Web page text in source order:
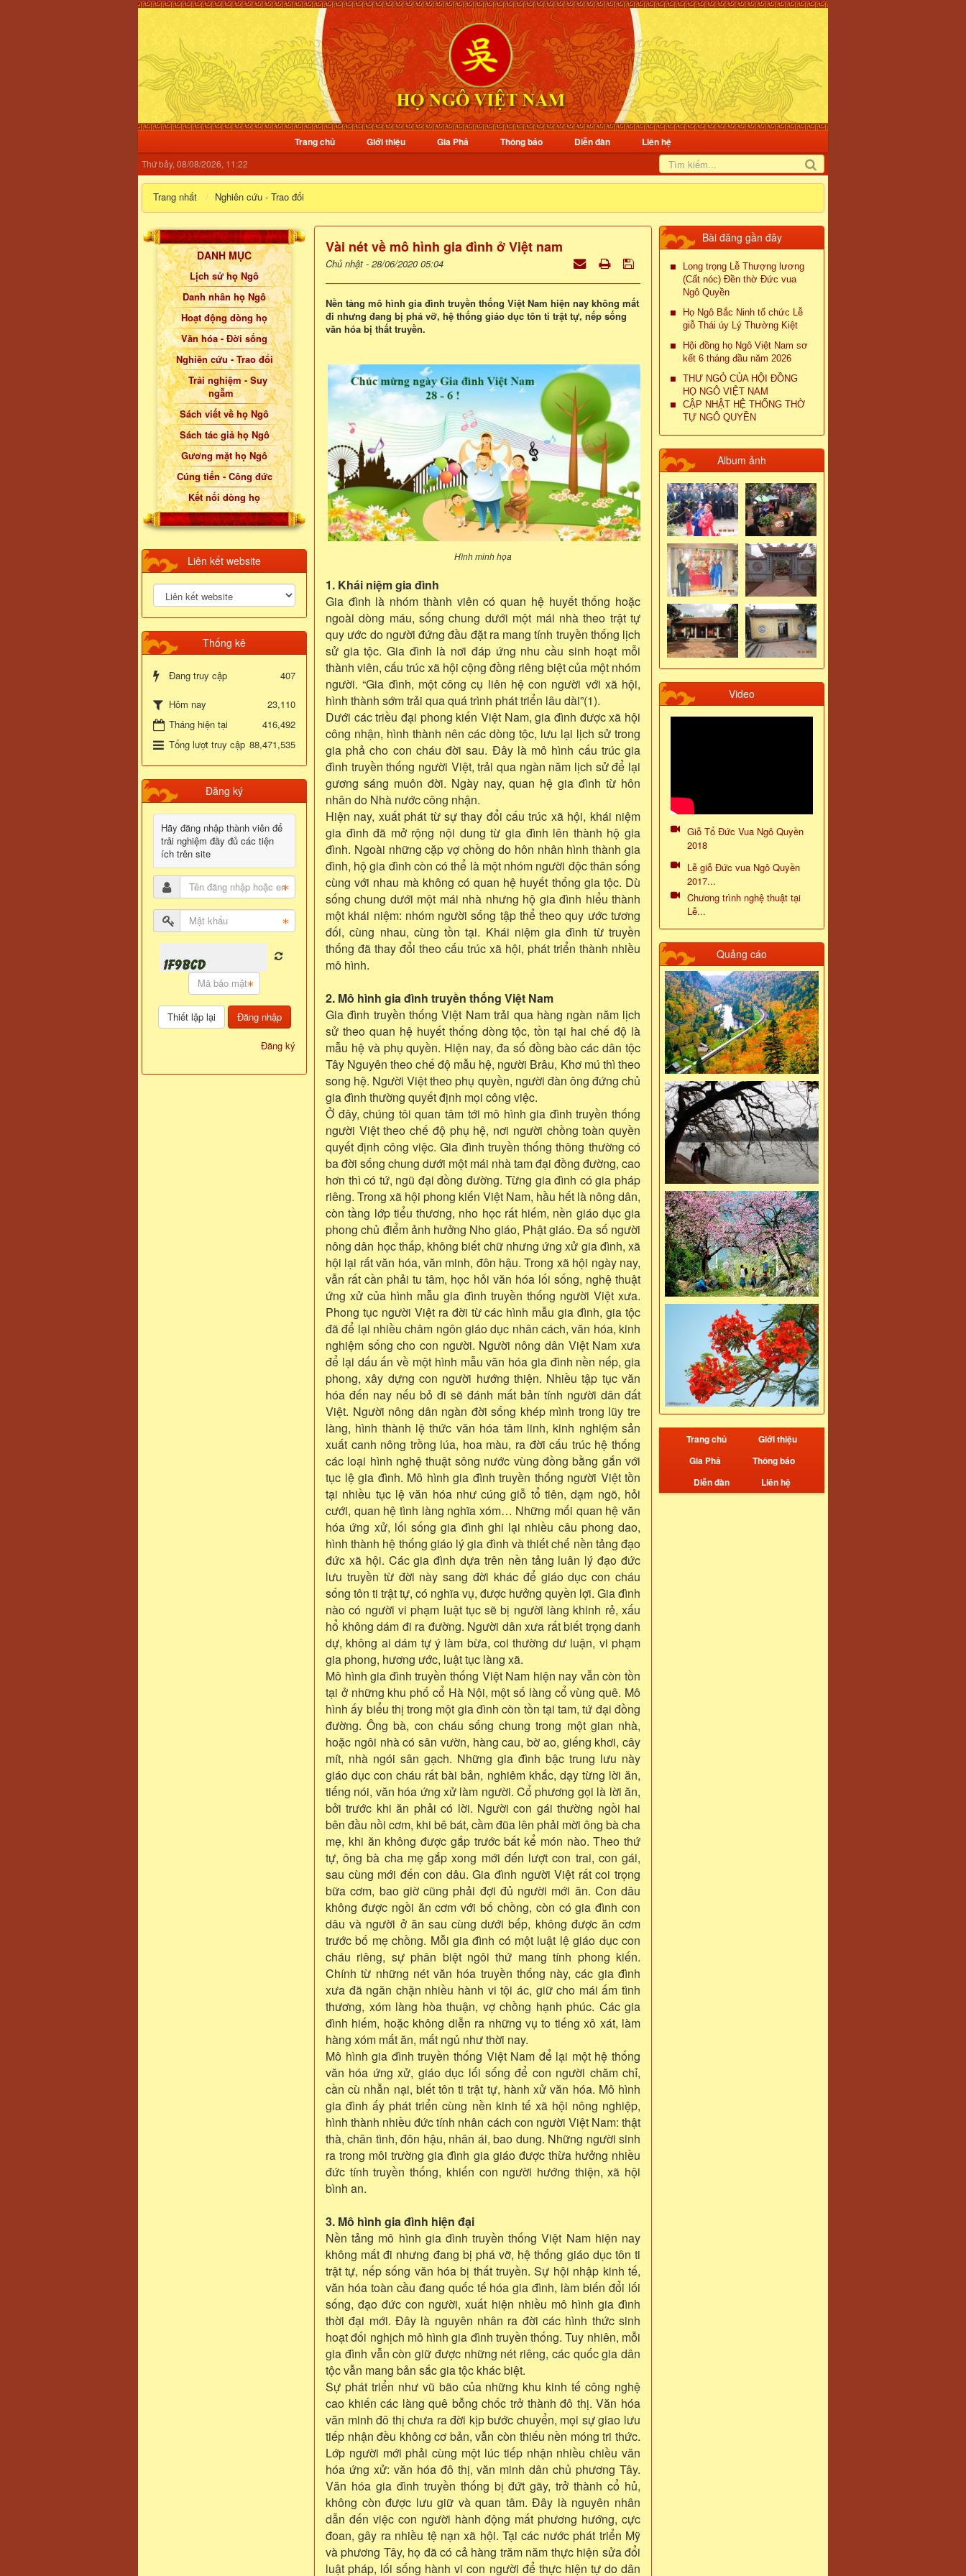
Trang chủ Giới thiệu Gia Phả Thông báo Diễn đàn Liên hệ
Thứ bảy, 08/08/2026, 11:22
Trang nhất Nghiên cứu - Trao đổi
Vài nét về mô hình gia đình ở Việt nam
Chủ nhật - 28/06/2020 05:04
Nền tảng mô hình gia đình truyền thống Việt Nam hiện nay không mất
đi nhưng đang bị phá vỡ, hệ thống giáo dục tôn ti trật tự, nếp sống
văn hóa bị thất truyền.
Hình minh họa
1. Khái niệm gia đình
Gia đình là nhóm thành viên có quan hệ huyết thống hoặc
ngoài dòng máu, sống chung dưới một mái nhà theo trật tự
quy ước do người đứng đầu đặt ra mang tính truyền thống lịch
sử gia tộc. Gia đình là nơi đáp ứng nhu cầu sinh hoạt mỗi
thành viên, cấu trúc xã hội cộng đồng riêng biệt của một nhóm
người. “Gia đình, một công cụ liên hệ con người với xã hội,
hình thành sớm trải qua quá trình phát triển lâu dài”(1).
Dưới các triều đại phong kiến Việt Nam, gia đình được xã hội
công nhận, hình thành nên các dòng tộc, lưu lại lịch sử trong
gia phả cho con cháu đời sau. Đây là mô hình cấu trúc gia
đình truyền thống người Việt, trải qua ngàn năm lịch sử để lại
gương sáng muôn đời. Ngày nay, quan hệ gia đình từ hôn
nhân do Nhà nước công nhận.
Hiện nay, xuất phát từ sự thay đổi cấu trúc xã hội, khái niệm
gia đình đã mở rộng nội dung từ gia đình lên thành hộ gia
đình. Ngoài những cặp vợ chồng do hôn nhân hình thành gia
đình, hộ gia đình còn có thể là một nhóm người độc thân sống
cùng với nhau mà không có quan hệ huyết thống gia tộc. Dù
sống chung dưới một mái nhà nhưng hộ gia đình hiểu thành
một khái niệm: nhóm người sống tập thể theo quy ước tương
đối, cùng nhau, cùng tồn tại. Khái niệm gia đình từ truyền
thống đã thay đổi theo cấu trúc xã hội, phát triển thành nhiều
mô hình.
2. Mô hình gia đình truyền thống Việt Nam
Gia đình truyền thống Việt Nam trải qua hàng ngàn năm lịch
sử theo quan hệ huyết thống dòng tộc, tồn tại hai chế độ là
mẫu hệ và phụ quyền. Hiện nay, đa số đồng bào các dân tộc
Tây Nguyên theo chế độ mẫu hệ, người Brâu, Khơ mú thì theo
song hệ. Người Việt theo phụ quyền, người đàn ông đứng chủ
gia đình thường quyết định mọi công việc.
Ở đây, chúng tôi quan tâm tới mô hình gia đình truyền thống
người Việt theo chế độ phụ hệ, nơi người chồng toàn quyền
quyết định công việc. Gia đình truyền thống thông thường có
ba đời sống chung dưới một mái nhà tam đại đồng đường, cao
hơn thì có tứ, ngũ đại đồng đường. Từng gia đình có gia pháp
riêng. Trong xã hội phong kiến Việt Nam, hầu hết là nông dân,
còn tầng lớp tiểu thương, nho học rất hiếm, nền giáo dục gia
phong chủ điểm ảnh hưởng Nho giáo, Phật giáo. Đa số người
nông dân học thấp, không biết chữ nhưng ứng xử gia đình, xã
hội lại rất văn hóa, văn minh, đôn hậu. Trong xã hội ngày nay,
vẫn rất cần phải tu tâm, học hỏi văn hóa lối sống, nghệ thuật
ứng xử của hình mẫu gia đình truyền thống người Việt xưa.
Phong tục người Việt ra đời từ các hình mẫu gia đình, gia tộc
đã để lại nhiều châm ngôn giáo dục nhân cách, văn hóa, kinh
nghiệm sống cho con người. Người nông dân Việt Nam xưa
để lại dấu ấn về một hình mẫu văn hóa gia đình nền nếp, gia
phong, xây dựng con người hướng thiện. Nhiều tập tục văn
hóa đến nay nếu bỏ đi sẽ đánh mất bản tính người dân đất
Việt. Người nông dân ngàn đời sống khép mình trong lũy tre
làng, hình thành lệ thức văn hóa tâm linh, kinh nghiệm sản
xuất canh nông trồng lúa, hoa màu, ra đời cấu trúc hệ thống
các loại hình nghệ thuật sông nước vùng đồng bằng gắn với
tục lệ gia đình. Mô hình gia đình truyền thống người Việt tồn
tại nhiều tục lệ văn hóa như cúng giỗ tổ tiên, dạm ngõ, hỏi
cưới, quan hệ tình làng nghĩa xóm… Những mối quan hệ văn
hóa ứng xử, lối sống gia đình ghi lại nhiều câu phong dao,
hình thành hệ thống giáo lý gia đình và thiết chế nền tảng đạo
đức xã hội. Các gia đình dựa trên nền tảng luân lý đạo đức
lưu truyền từ đời này sang đời khác để giáo dục con cháu
sống tôn ti trật tự, có nghĩa vụ, được hưởng quyền lợi. Gia đình
nào có người vi phạm luật tục sẽ bị người làng khinh rẻ, xấu
hổ không dám đi ra đường. Người dân xưa rất biết trọng danh
dự, không ai dám tự ý làm bừa, coi thường dư luận, vi phạm
gia phong, hương ước, luật tục làng xã.
Mô hình gia đình truyền thống Việt Nam hiện nay vẫn còn tồn
tại ở những khu phố cổ Hà Nội, một số làng cổ vùng quê. Mô
hình ấy biểu thị trong một gia đình còn tồn tại tam, tứ đại đồng
đường. Ông bà, con cháu sống chung trong một gian nhà,
hoặc ngôi nhà có sân vườn, hàng cau, bờ ao, giếng khơi, cây
mít, nhà ngói sân gạch. Những gia đình bậc trung lưu này
giáo dục con cháu rất bài bản, nghiêm khắc, dạy từng lời ăn,
tiếng nói, văn hóa ứng xử làm người. Cổ phương gọi là lời ăn,
bởi trước khi ăn phải có lời. Người con gái thường ngồi hai
bên đầu nồi cơm, khi bê bát, cầm đũa lên phải mời ông bà cha
mẹ, khi ăn không được gắp trước bất kể món nào. Theo thứ
tự, ông bà cha mẹ gắp xong mới đến lượt con trai, con gái,
sau cùng mới đến con dâu. Gia đình người Việt rất coi trọng
bữa cơm, bao giờ cũng phải đợi đủ người mới ăn. Con dâu
không được ngồi ăn cơm với bố chồng, còn có gia đình con
dâu và người ở ăn sau cùng dưới bếp, không được ăn cơm
trước bố mẹ chồng. Mỗi gia đình có một luật lệ giáo dục con
cháu riêng, sự phân biệt ngôi thứ mang tính phong kiến.
Chính từ những nét văn hóa truyền thống này, các gia đình
xưa đã ngăn chặn nhiều hành vi tội ác, giữ cho mái ấm tình
thương, xóm làng hòa thuận, vợ chồng hạnh phúc. Các gia
đình hiếm, hoặc không diễn ra những vụ to tiếng xô xát, làm
hàng xóm mất ăn, mất ngủ như thời nay.
Mô hình gia đình truyền thống Việt Nam để lại một hệ thống
văn hóa ứng xử, giáo dục lối sống để con người chăm chỉ,
cần cù nhẫn nại, biết tôn ti trật tự, hành xử văn hóa. Mô hình
gia đình ấy phát triển cùng nền kinh tế xã hội nông nghiệp,
hình thành nhiều đức tính nhân cách con người Việt Nam: thật
thà, chân tình, đôn hậu, nhân ái, bao dung. Những người sinh
ra trong môi trường gia đình gia giáo được thừa hưởng nhiều
đức tính truyền thống, khiến con người hướng thiện, xã hội
bình an.
3. Mô hình gia đình hiện đại
Nền tảng mô hình gia đình truyền thống Việt Nam hiện nay
không mất đi nhưng đang bị phá vỡ, hệ thống giáo dục tôn ti
trật tự, nếp sống văn hóa bị thất truyền. Sự hội nhập kinh tế,
văn hóa toàn cầu đang quốc tế hóa gia đình, làm biến đổi lối
sống, đạo đức con người, xuất hiện nhiều mô hình gia đình
thời đại mới. Đây là nguyên nhân ra đời các hình thức sinh
hoạt đối nghịch mô hình gia đình truyền thống. Tuy nhiên, mỗi
gia đình vẫn còn giữ được những nét riêng, các quốc gia dân
tộc vẫn mang bản sắc gia tộc khác biệt.
Sự phát triển như vũ bão của những khu kinh tế công nghệ
cao khiến các làng quê bỗng chốc trở thành đô thị. Văn hóa
văn minh đô thị chưa ra đời kịp bước chuyển, mọi sự giao lưu
tiếp nhận đều không cơ bản, vẫn còn thiếu nền móng tri thức.
Lớp người mới phải cùng một lúc tiếp nhận nhiều chiều văn
hóa ứng xử: văn hóa đô thị, văn minh dân chủ phương Tây.
Văn hóa gia đình truyền thống bị đứt gãy, trở thành cổ hủ,
không còn được lưu giữ và quan tâm. Đây là nguyên nhân
dẫn đến việc con người hành động mất phương hướng, cực
đoan, gây ra nhiều tệ nạn xã hội. Tại các nước phát triển Mỹ
và phương Tây, họ đã có cả hàng trăm năm thực hiện sửa đổi
luật pháp, lối sống hành vi con người để thực hiện tự do dân
Bài đăng gần đây
Long trọng Lễ Thượng lương
(Cất nóc) Đền thờ Đức vua
Ngô Quyền
Họ Ngô Bắc Ninh tổ chức Lễ
giỗ Thái úy Lý Thường Kiệt
Hội đồng họ Ngô Việt Nam sơ
kết 6 tháng đầu năm 2026
THƯ NGỎ CỦA HỘI ĐỒNG
HỌ NGÔ VIỆT NAM
CẬP NHẬT HỆ THỐNG THỜ
TỰ NGÔ QUYỀN
Album ảnh
Video
Giỗ Tổ Đức Vua Ngô Quyền
2018
Lễ giỗ Đức vua Ngô Quyền
2017...
Chương trình nghệ thuật tại
Lễ...
Quảng cáo
Trang chủ
Giới thiệu
Gia Phả
Thông báo
Diễn đàn
Liên hệ
DANH MỤC
Lịch sử họ Ngô
Danh nhân họ Ngô
Hoạt động dòng họ
Văn hóa - Đời sống
Nghiên cứu - Trao đổi
Trải nghiệm - Suy
ngẫm
Sách viết về họ Ngô
Sách tác giả họ Ngô
Gương mặt họ Ngô
Cúng tiến - Công đức
Kết nối dòng họ
Liên kết website
Thống kê
Đang truy cập 407
Hôm nay
23,110
Tháng hiện tại
416,492
Tổng lượt truy cập 88,471,535
Đăng ký
Hãy đăng nhập thành viên để
trải nghiệm đầy đủ các tiện
ích trên site
Đăng nhập
Đăng ký